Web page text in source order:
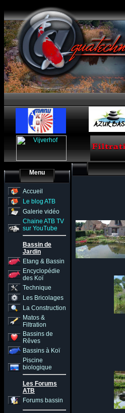
Menu
Accueil
Le blog ATB
Galerie vidéo
Chaine ATB TV
sur YouTube
Bassin de
Jardin
Etang & Bassin
Encyclopédie
des Koï
Technique
Les Bricolages
La Construction
Matos &
Filtration
Bassins de
Rêves
Bassins à Koï
Piscine
biologique
Les Forums
ATB
Forums bassin